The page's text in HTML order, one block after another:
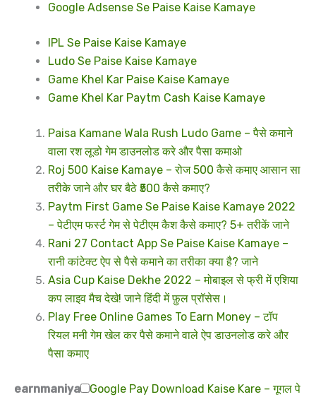
Google Adsense Se Paise Kaise Kamaye
IPL Se Paise Kaise Kamaye
Ludo Se Paise Kaise Kamaye
Game Khel Kar Paise Kaise Kamaye
Game Khel Kar Paytm Cash Kaise Kamaye
Paisa Kamane Wala Rush Ludo Game – पैसे कमाने
वाला रश लूडो गेम डाउनलोड करे और पैसा कमाओ
Roj 500 Kaise Kamaye – रोज 500 कैसे कमाए आसान सा
तरीके जाने और घर बैठे ₹500 कैसे कमाए?
Paytm First Game Se Paise Kaise Kamaye 2022
– पेटीएम फर्स्ट गेम से पेटीएम कैश कैसे कमाए? 5+ तरीकें जाने
Rani 27 Contact App Se Paise Kaise Kamaye –
रानी कांटेक्ट ऐप से पैसे कमाने का तरीका क्या है? जाने
Asia Cup Kaise Dekhe 2022 – मोबाइल से फ्री में एशिया
कप लाइव मैच देखे! जाने हिंदी में फ़ुल प्रॉसेस।
Play Free Online Games To Earn Money – टॉप
रियल मनी गेम खेल कर पैसे कमाने वाले ऐप डाउनलोड करे और
पैसा कमाए
earnmaniya Google Pay Download Kaise Kare – गूगल पे